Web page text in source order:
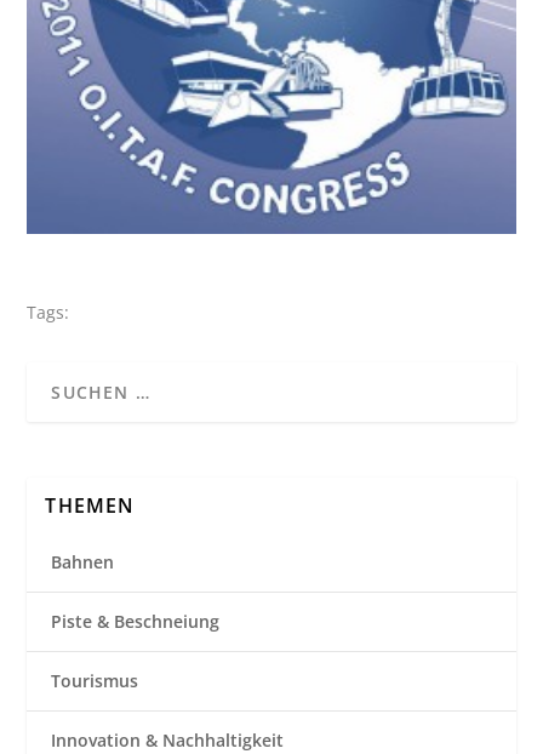
Tags:
THEMEN
Bahnen
Piste & Beschneiung
Tourismus
Innovation & Nachhaltigkeit